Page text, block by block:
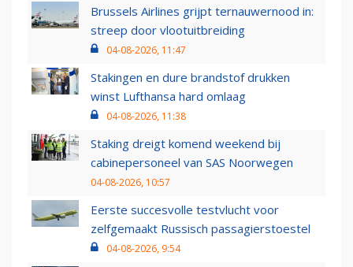
Brussels Airlines grijpt ternauwernood in:
streep door vlootuitbreiding
04-08-2026, 11:47
Stakingen en dure brandstof drukken
winst Lufthansa hard omlaag
04-08-2026, 11:38
Staking dreigt komend weekend bij
cabinepersoneel van SAS Noorwegen
04-08-2026, 10:57
Eerste succesvolle testvlucht voor
zelfgemaakt Russisch passagierstoestel
04-08-2026, 9:54